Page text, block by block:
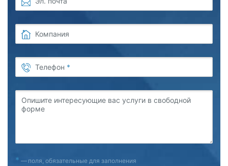
Компания
Телефон *
Опишите интересующие вас услуги в свободной
форме
* — поля, обязательные для заполнения